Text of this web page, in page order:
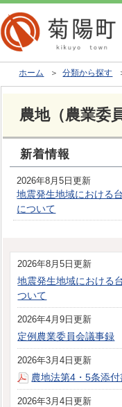
ホーム ＞分類から探す
農地（農業委
新着情報
2026年8月5日更新
地震発生地域における
について
2026年8月5日更新
地震発生地域における
ついて
2026年4月9日更新
定例農業委員会議事録
2026年3月4日更新
農地法第4・5条添
2026年3月4日更新